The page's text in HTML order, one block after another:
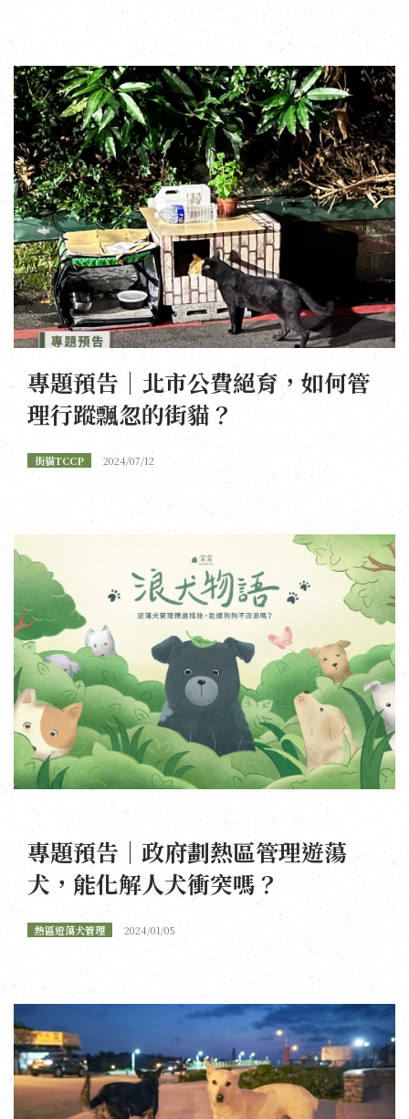
專題預告｜北市公費絕育，如何管
理行蹤飄忽的街貓？
街貓TCCP 2024/07/12
專題預告｜政府劃熱區管理遊蕩
犬，能化解人犬衝突嗎？
熱區遊蕩犬管理 2024/01/05